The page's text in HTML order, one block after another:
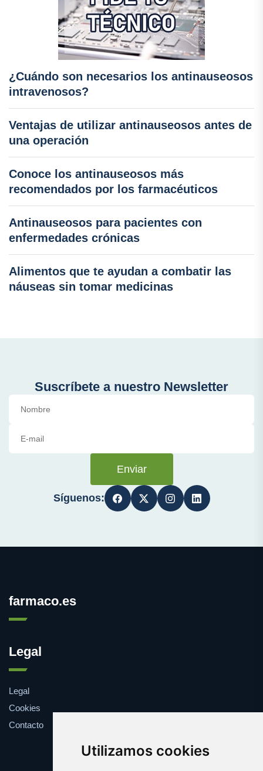
Utilizamos cookies
¿Cuándo son necesarios los antinauseosos
intravenosos?
Ventajas de utilizar antinauseosos antes de
una operación
Conoce los antinauseosos más
recomendados por los farmacéuticos
Antinauseosos para pacientes con
enfermedades crónicas
Alimentos que te ayudan a combatir las
náuseas sin tomar medicinas
Suscríbete a nuestro Newsletter
Enviar
Síguenos:
farmaco.es
Legal
Legal
Cookies
Contacto